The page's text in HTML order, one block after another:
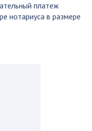
платеж
нотариуса в размере